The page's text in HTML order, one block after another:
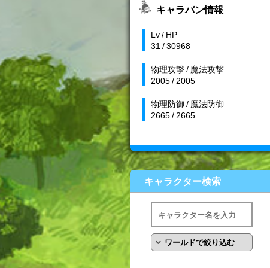
キャラバン情報
Lv / HP
31 / 30968
物理攻撃 / 魔法攻撃
2005 / 2005
物理防御 / 魔法防御
2665 / 2665
キャラクター検索